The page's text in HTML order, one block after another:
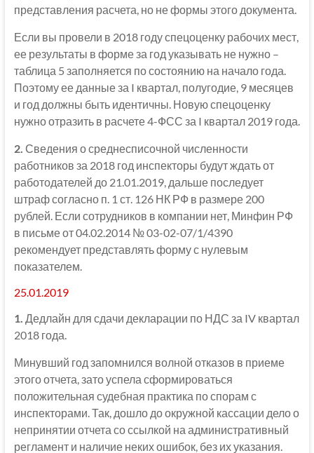
представления расчета, но не формы этого документа.
Если вы провели в 2018 году спецоценку рабочих мест,
ее результаты в форме за год указывать не нужно –
таблица 5 заполняется по состоянию на начало года.
Поэтому ее данные за I квартал, полугодие, 9 месяцев
и год должны быть идентичны. Новую спецоценку
нужно отразить в расчете 4-ФСС за I квартал 2019 года.
2. Сведения о среднесписочной численности
работников за 2018 год инспекторы будут ждать от
работодателей до 21.01.2019, дальше последует
штраф согласно п. 1 ст. 126 НК РФ в размере 200
рублей. Если сотрудников в компании нет, Минфин РФ
в письме от 04.02.2014 № 03-02-07/1/4390
рекомендует представлять форму с нулевым
показателем.
25.01.2019
1. Дедлайн для сдачи декларации по НДС за IV квартал
2018 года.
Минувший год запомнился волной отказов в приеме
этого отчета, зато успела сформироваться
положительная судебная практика по спорам с
инспекторами. Так, дошло до окружной кассации дело о
непринятии отчета со ссылкой на административный
регламент и наличие неких ошибок, без их указания.